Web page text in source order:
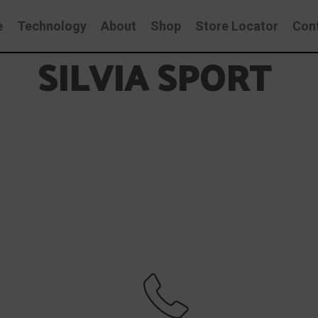
Technology About Shop Store Locator
SILVIA SPORT